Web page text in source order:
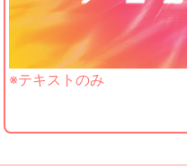
※テキストのみ